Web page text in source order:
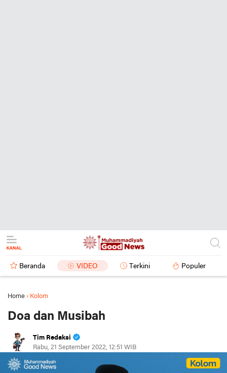
Beranda VIDEO Terkini Populer
Home › Kolom
Doa dan Musibah
Tim Redaksi
Rabu, 21 September 2022, 12:51 WIB